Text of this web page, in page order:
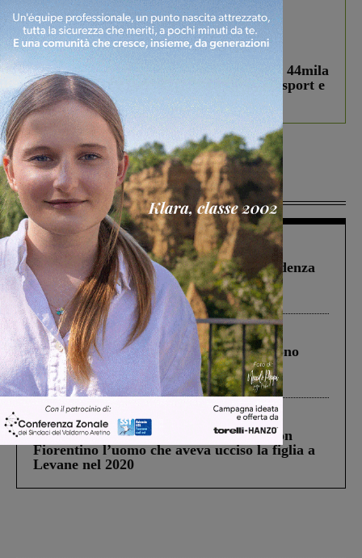
In vetrina 3 Agosto 2026
Estra Notizie agosto: Smart Cities, oltre 44mila
studenti coinvolti, torna il bando per lo sport e
debutta il podcast Estrair
Più lette
Figline Incisa Valdarno 1 Agosto 2026
Piscina di Figline finanziata oltre la scadenza
Pnrr, il gruppo di Fratelli d’Italia: “Un
ringraziamento al Governo”
Cronaca 4 Agosto 2026
Un anno fa la strage in A1 in cui morirono
Gianni, Giulia e Franco. Lo schianto, il
processo, lo stop ai sorpassi fra tir....
Cronaca 3 Agosto 2026
Scomparso da una struttura di Castiglion
Fiorentino l’uomo che aveva ucciso la figlia a
Levane nel 2020